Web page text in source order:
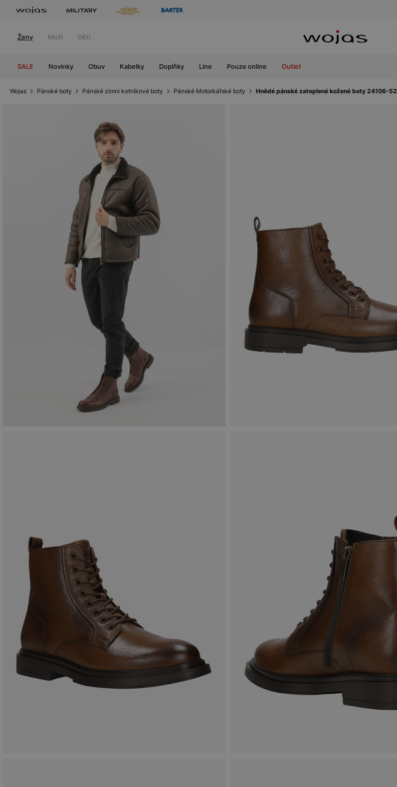
Ženy Muži Děti
SALE Novinky Obuv Kabelky Doplňky Line Pouze online Outlet
Wojas Pánské boty Pánské zimni kotníkové boty Pánské Motorkářské boty Hnědé pánské zateplené kožené boty 24106-52